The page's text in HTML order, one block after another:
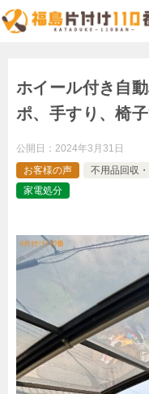
ホイール付き自
ポ、手すり、椅
公開日： 2024年3月31日
お客様の声
不用品回収
家電処分